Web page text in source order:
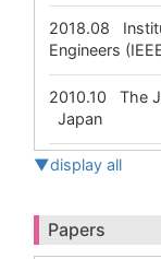
2018.08
Engineers
2010.10 The
Japan
▼display all
Papers